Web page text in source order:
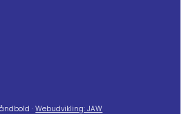
·Webudvikling: JAW